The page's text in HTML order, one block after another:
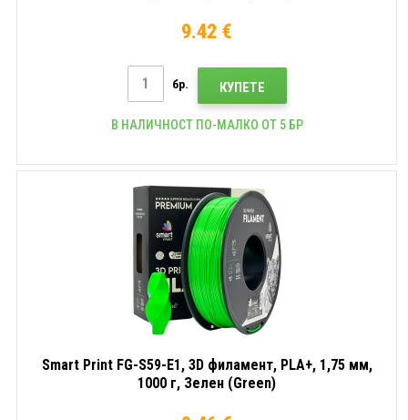
9.42 €
бр. КУПЕТЕ
В НАЛИЧНОСТ ПО-МАЛКО ОТ 5 БР
Smart Print FG-S59-E1, 3D филамент, PLA+, 1,75 мм,
1000 г, Зелен (Green)